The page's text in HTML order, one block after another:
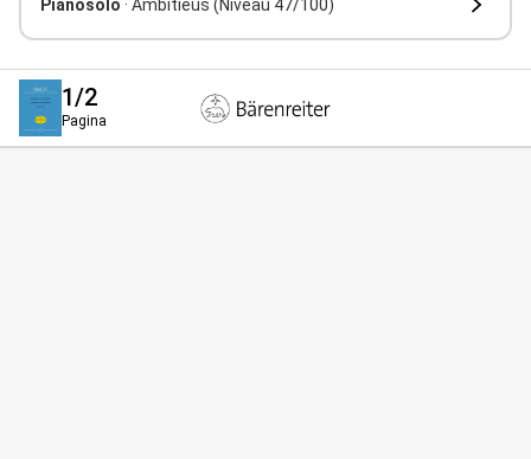
Pianosolo · Ambitieus (Niveau 47/100)
1/2
Pagina